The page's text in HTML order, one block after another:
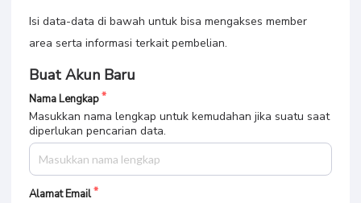
Isi data-data di bawah untuk bisa mengakses member
area serta informasi terkait pembelian.
Buat Akun Baru
Nama Lengkap
Masukkan nama lengkap untuk kemudahan jika suatu saat
diperlukan pencarian data.
Alamat Email